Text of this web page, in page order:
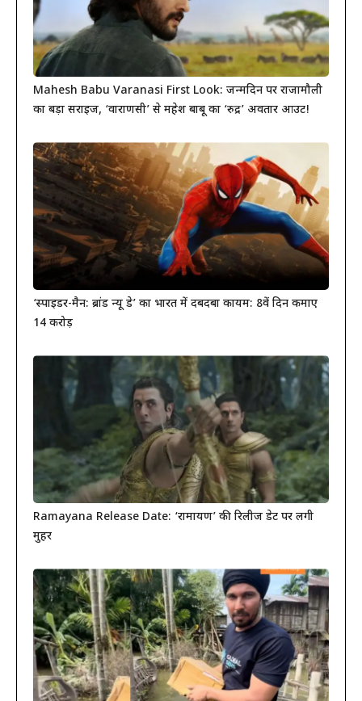
Mahesh Babu Varanasi First Look: जन्मदिन पर राजामौली
का बड़ा सरप्राइज, ‘वाराणसी’ से महेश बाबू का ‘रुद्र’ अवतार आउट!
‘स्पाइडर-मैन: ब्रांड न्यू डे’ का भारत में दबदबा कायम: 8वें दिन कमाए
14 करोड़
Ramayana Release Date: ‘रामायण’ की रिलीज डेट पर लगी
मुहर